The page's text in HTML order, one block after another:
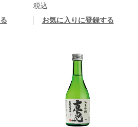
税込
お気に入りに登録する